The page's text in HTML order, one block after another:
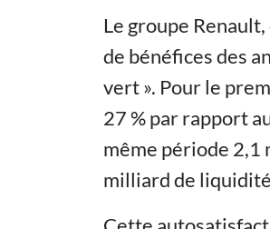
Le groupe
de bénéfices des
vert ». Pour le
27 % par rapport
même période 2,1
milliard de